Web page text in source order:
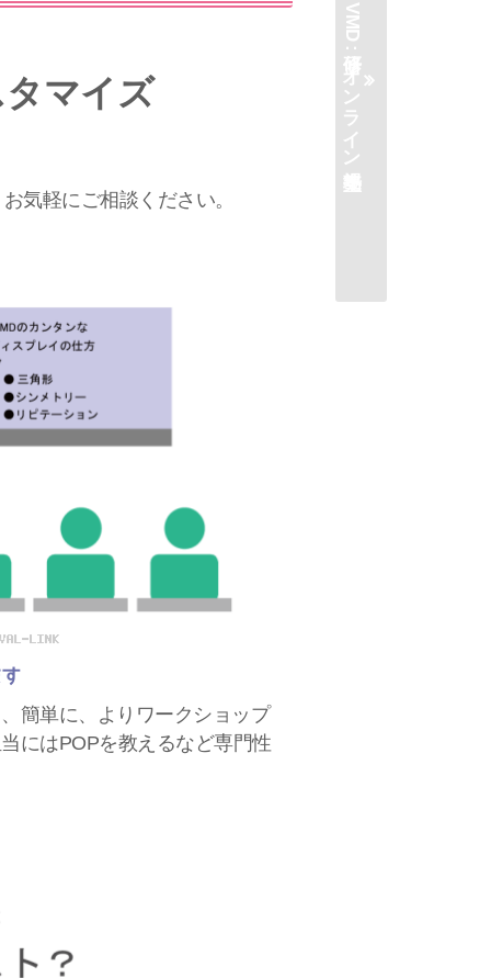
マイズ
気軽にご相談ください。
簡単に、よりワークショップ
にはPOPを教えるなど専門性
VMD研修 : オンライン売場塾